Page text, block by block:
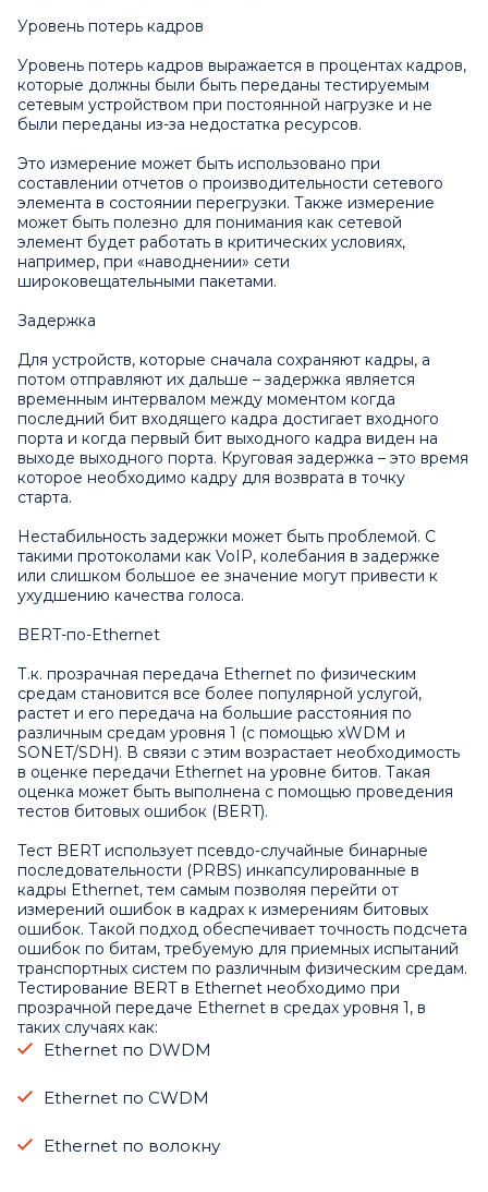
Уровень потерь кадров
Уровень потерь кадров выражается в процентах кадров,
которые должны были быть переданы тестируемым
сетевым устройством при постоянной нагрузке и не
были переданы из-за недостатка ресурсов.
Это измерение может быть использовано при
составлении отчетов о производительности сетевого
элемента в состоянии перегрузки. Также измерение
может быть полезно для понимания как сетевой
элемент будет работать в критических условиях,
например, при «наводнении» сети
широковещательными пакетами.
Задержка
Для устройств, которые сначала сохраняют кадры, а
потом отправляют их дальше – задержка является
временным интервалом между моментом когда
последний бит входящего кадра достигает входного
порта и когда первый бит выходного кадра виден на
выходе выходного порта. Круговая задержка – это время
которое необходимо кадру для возврата в точку
старта.
Нестабильность задержки может быть проблемой. С
такими протоколами как VoIP, колебания в задержке
или слишком большое ее значение могут привести к
ухудшению качества голоса.
BERT-по-Ethernet
Т.к. прозрачная передача Ethernet по физическим
средам становится все более популярной услугой,
растет и его передача на большие расстояния по
различным средам уровня 1 (с помощью xWDM и
SONET/SDH). В связи с этим возрастает необходимость
в оценке передачи Ethernet на уровне битов. Такая
оценка может быть выполнена с помощью проведения
тестов битовых ошибок (BERT).
Тест BERT использует псевдо-случайные бинарные
последовательности (PRBS) инкапсулированные в
кадры Ethernet, тем самым позволяя перейти от
измерений ошибок в кадрах к измерениям битовых
ошибок. Такой подход обеспечивает точность подсчета
ошибок по битам, требуемую для приемных испытаний
транспортных систем по различным физическим средам.
Тестирование BERT в Ethernet необходимо при
прозрачной передаче Ethernet в средах уровня 1, в
таких случаях как:
Ethernet по DWDM
Ethernet по CWDM
Ethernet по волокну